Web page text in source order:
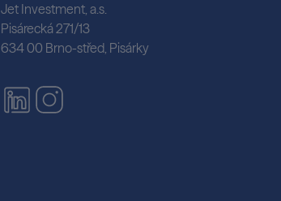
Jet Investment, a.s.
Pisárecká 271/13
634 00 Brno-střed, Pisárky